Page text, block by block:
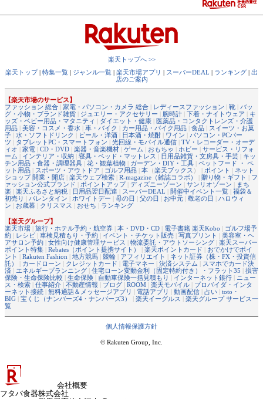
楽天トップへ >>
楽天トップ| 特集一覧 | ジャンル一覧 | 楽天市場アプリ | スーパーDEAL | ランキング | 出
店のご案内
【楽天市場のサービス】
ファッション 総合 | 家電・パソコン・カメラ 総合 | レディースファッション | 靴 | バッ
グ・小物・ブランド雑貨 | ジュエリー・アクセサリー | 腕時計 | 下着・ナイトウェア | キ
ッズ・ベビー用品・マタニティ | ダイエット・健康 | 医薬品・コンタクトレンズ・介護
用品 | 美容・コスメ・香水 | 車・バイク | カー用品・バイク用品 | 食品 | スイーツ・お菓
子 | 水・ソフトドリンク | ビール・洋酒 | 日本酒・焼酎 | ワイン | パソコン・PCパー
ツ | タブレットPC・スマートフォン | 光回線・モバイル通信 | TV・レコーダー・オーデ
ィオ | 家電 | CD・DVD | 楽器・音楽機材 | ゲーム | おもちゃ | ホビー | サービス・リフォ
ーム | インテリア・収納 | 寝具・ベッド・マットレス | 日用品雑貨・文房具・手芸 | キッ
チン用品・食器・調理器具 | 花・観葉植物 | ガーデン・DIY・工具 | ペットフード ・ ペ
ット用品 | スポーツ・アウトドア | ゴルフ用品 | 本 （楽天ブックス ） | ポイント | ネット
ショップ 開業・開店 | 楽天ウェブ検索 | R-magazine（雑誌コラボ） | 贈り物・ギフト | フ
ァッション公式ブランド | ポイントアップ| ディズニーゾーン | サンリオゾーン | まち
楽 | 楽天ふるさと納税 | 日用品翌日配達 | スーパーDEAL | 開催中イベント一覧 | 福袋＆
初売り | バレンタイン | ホワイトデー | 母の日 | 父の日 | お中元 | 敬老の日 | ハロウィ
ン | お歳暮 | クリスマス | おせち | ランキング
【楽天グループ】
楽天市場 | 旅行・ホテル予約・航空券 | 本・DVD・CD | 電子書籍 楽天Kobo | ゴルフ場予
約 | レシピ | 車検見積もり・予約 | イベント・チケット販売 | 写真プリント | 美容室・ヘ
アサロン予約 | 女性向け健康管理サービス | 物流委託・アウトソーシング | 楽天スーパー
ポイント特集 | Rebates（ポイント提携サイト） | 楽天ポイントカード | おでかけでポイ
ント | Rakuten Fashion | 地方競馬 | 競輪 | アフィリエイト | ネット証券（株・FX・投資信
託）
| カードローン | クレジットカード | 電子マネー | 決済システム | スマホでカード決
済 | エネルギープランニング | 住宅ローン変動金利（固定特約付き）・フラット35 | 損害
保険・生命保険比較 | 生命保険 | 自動車保険一括見積もり | インターネット銀行 | ニュー
ス・検索 | 仕事紹介 | 不動産情報 | ブログ | ROOM | 楽天モバイル | プロバイダ・インタ
ーネット接続 | 無料通話＆メッセージアプリ | 電話アプリ | 動画配信 | 占い | toto・
BIG | 宝くじ（ナンバーズ4・ナンバーズ3） | 楽天イーグルス | 楽天グループ サービス一
覧
個人情報保護方針
© Rakuten Group, Inc.
会社概要
フタバ食器株式会社